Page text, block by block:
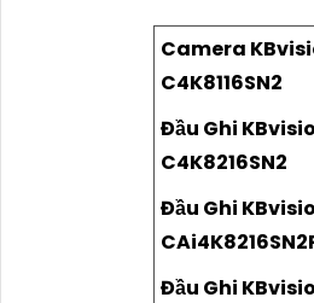
Camera
C4K8116SN2
Đầu Ghi
C4K8216SN2
Đầu Ghi
Đầu Ghi